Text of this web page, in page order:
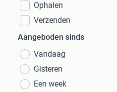
Ophalen
Verzenden
Aangeboden sinds
Vandaag
Gisteren
Een week